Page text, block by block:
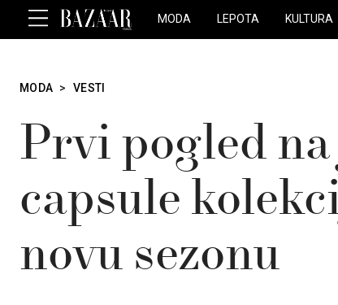
MODA LEPOTA KULTURA
MODA > VESTI
Prvi pogled
capsule
novu sezonu